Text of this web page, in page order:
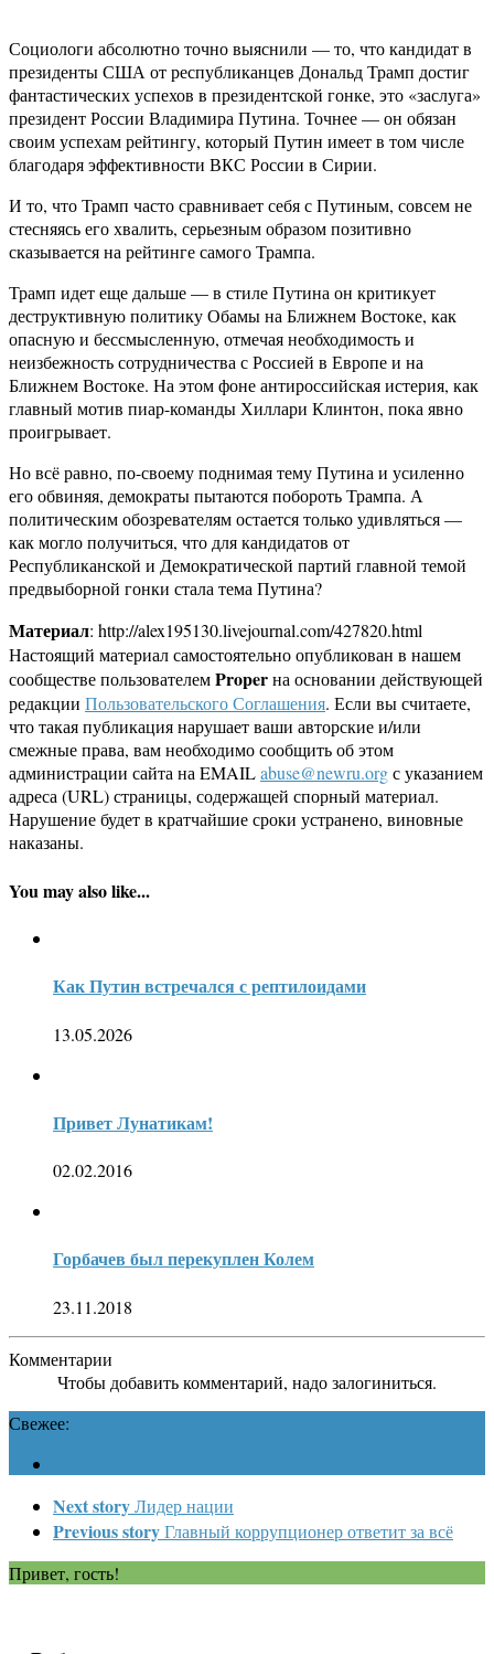
Социологи абсолютно точно выяснили — то, что кандидат в
президенты США от республиканцев Дональд Трамп достиг
фантастических успехов в президентской гонке, это «заслуга»
президент России Владимира Путина. Точнее — он обязан
своим успехам рейтингу, который Путин имеет в том числе
благодаря эффективности ВКС России в Сирии.
И то, что Трамп часто сравнивает себя с Путиным, совсем не
стесняясь его хвалить, серьезным образом позитивно
сказывается на рейтинге самого Трампа.
Трамп идет еще дальше — в стиле Путина он критикует
деструктивную политику Обамы на Ближнем Востоке, как
опасную и бессмысленную, отмечая необходимость и
неизбежность сотрудничества с Россией в Европе и на
Ближнем Востоке. На этом фоне антироссийская истерия, как
главный мотив пиар-команды Хиллари Клинтон, пока явно
проигрывает.
Но всё равно, по-своему поднимая тему Путина и усиленно
его обвиняя, демократы пытаются побороть Трампа. А
политическим обозревателям остается только удивляться —
как могло получиться, что для кандидатов от
Республиканской и Демократической партий главной темой
предвыборной гонки стала тема Путина?
Материал: http://alex195130.livejournal.com/427820.html
Настоящий материал самостоятельно опубликован в нашем
сообществе пользователемProperна основании действующей
редакции Пользовательского Соглашения. Если вы считаете,
что такая публикация нарушает ваши авторские и/или
смежные права, вам необходимо сообщить об этом
администрации сайта на EMAILabuse@newru.orgс указанием
адреса (URL) страницы, содержащей спорный материал.
Нарушение будет в кратчайшие сроки устранено, виновные
наказаны.
You may also like...
Как Путин встречался с рептилоидами
13.05.2026
Привет Лунатикам!
02.02.2016
Горбачев был перекуплен Колем
23.11.2018
Комментарии
Чтобы добавить комментарий, надо залогиниться.
Свежее:
Next storyЛидер нации
Previous storyГлавный коррупционер ответит за всё
Привет, гость!